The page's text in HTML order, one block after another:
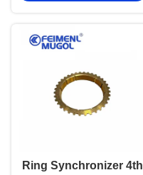
Ring Synchronizer 4th